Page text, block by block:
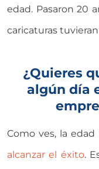
edad. Pasaron 20
caricaturas
¿Quieres
algún día
Como ves, la
alcanzar el éxito.